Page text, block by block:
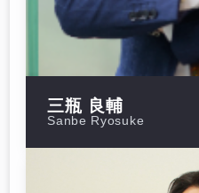
三瓶 良輔
Sanbe Ryosuke